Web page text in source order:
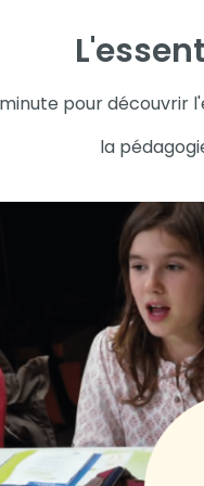
minute pour découvrir
la